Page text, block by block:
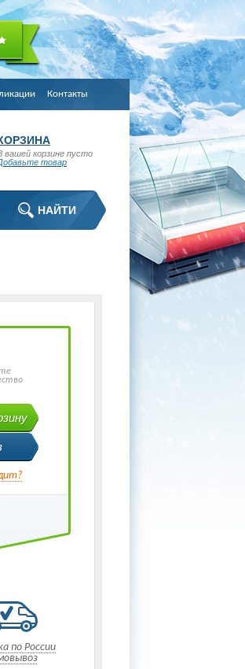
Контакты
вашей корзине пусто
товар
по России